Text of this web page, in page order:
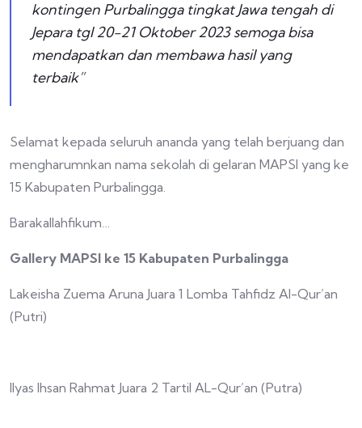
kontingen Purbalingga tingkat Jawa tengah di
Jepara tgl 20-21 Oktober 2023 semoga bisa
mendapatkan dan membawa hasil yang
terbaik”
Selamat kepada seluruh ananda yang telah berjuang dan
mengharumnkan nama sekolah di gelaran MAPSI yang ke
15 Kabupaten Purbalingga.
Barakallahfikum…
Gallery MAPSI ke 15 Kabupaten Purbalingga
Lakeisha Zuema Aruna Juara 1 Lomba Tahfidz Al-Qur’an
(Putri)
Ilyas Ihsan Rahmat Juara 2 Tartil AL-Qur’an (Putra)